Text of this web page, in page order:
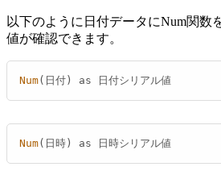
以下のように日付データにNum関数
値が確認できます。
Num(日付) as 日付シリアル値
Num(日時) as 日時シリアル値